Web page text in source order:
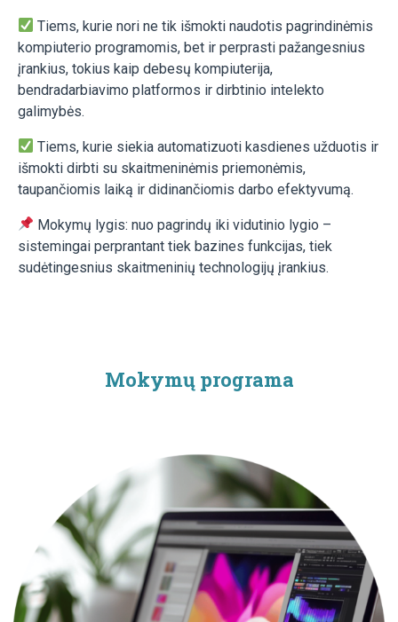
Tiems, kurie nori ne tik išmokti naudotis pagrindinėmis
kompiuterio programomis, bet ir perprasti pažangesnius
įrankius, tokius kaip debesų kompiuterija,
bendradarbiavimo platformos ir dirbtinio intelekto
galimybės.
Tiems, kurie siekia automatizuoti kasdienes užduotis ir
išmokti dirbti su skaitmeninėmis priemonėmis,
taupančiomis laiką ir didinančiomis darbo efektyvumą.
Mokymų lygis: nuo pagrindų iki vidutinio lygio –
sistemingai perprantant tiek bazines funkcijas, tiek
sudėtingesnius skaitmeninių technologijų įrankius.
Mokymų programa